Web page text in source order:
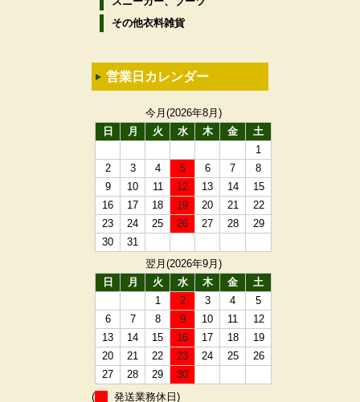
その他衣料雑貨
営業日カレンダー
今月(2026年8月)
日
月 火 水 木 金
土
1
2
3 4 5 6 7
8
9
10 11 12 13 14
15
16
17 18 19 20 21
22
23
24 25 26 27 28
29
30
31
翌月(2026年9月)
日
月 火 水 木 金
土
1
2 3 4
5
6
7 8 9 10 11
12
13
14 15 16 17 18
19
20
21 22 23 24 25
26
27
28 29
30
(
発送業務休日)